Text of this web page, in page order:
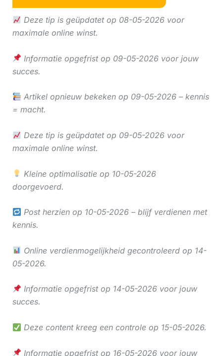
Deze tip is geüpdatet op 08-05-2026 voor
maximale online winst.
Informatie opgefrist op 09-05-2026 voor jouw
succes.
Artikel opnieuw bekeken op 09-05-2026 – kennis
= macht.
Deze tip is geüpdatet op 09-05-2026 voor
maximale online winst.
Kleine optimalisatie op 10-05-2026
doorgevoerd.
Post herzien op 10-05-2026 – blijf verdienen met
kennis.
Online verdienmogelijkheid gecontroleerd op 14-
05-2026.
Informatie opgefrist op 14-05-2026 voor jouw
succes.
Deze content kreeg een controle op 15-05-2026.
Informatie opgefrist op 16-05-2026 voor jouw